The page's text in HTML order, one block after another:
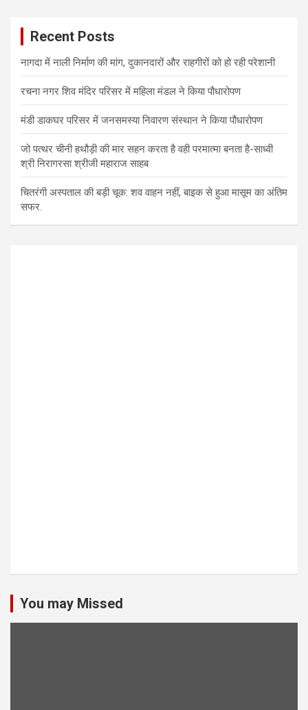
Recent Posts
नागदा में नाली निर्माण की मांग, दुकानदारों और राहगीरों को हो रही परेशानी
रचना नगर शिव मंदिर परिसर में महिला मंडल ने किया पौधारोपण
मंडी डाकघर परिसर में जनसमस्या निवारण संस्थान ने किया पौधारोपण
जो पत्थर चीनी हथौड़ी की मार सहन करता है वही परमात्मा बनता है-साध्वी
श्री निरागरसा श्रीजी महाराज साहब
चितरंगी अस्पताल की बड़ी चूक: शव वाहन नहीं, बाइक से हुआ मासूम का अंतिम
सफर.
You may Missed